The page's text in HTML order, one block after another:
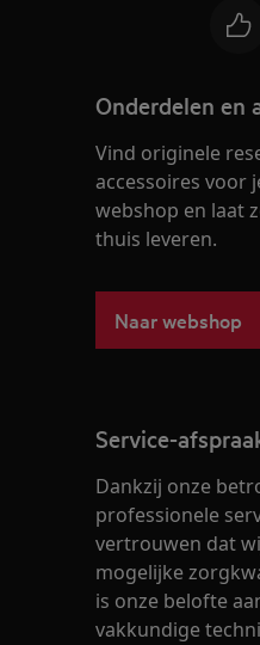
Onderdelen en
Vind originele
accessoires voor
webshop en laat
thuis leveren.
Naar webshop
Service-
Dankzij onze
professionele
vertrouwen dat
mogelijke
is onze belofte
vakkundige